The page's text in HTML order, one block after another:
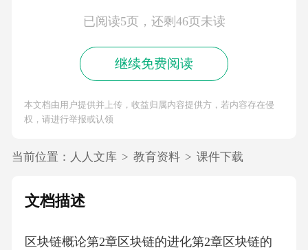
已阅读5页，还剩46页未读
继续免费阅读
本文档由用户提供并上传，收益归属内容提供方，若内容存在侵
权，请进行举报或认领
当前位置： 人人文库 > 教育资料 > 课件下载
文档描述
区块链概论第2章区块链的进化第2章区块链的